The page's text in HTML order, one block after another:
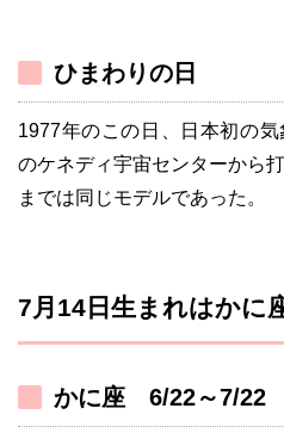
ひまわりの日
1977年のこの日、日本初の
のケネディ宇宙センターから
までは同じモデルであった。
7月14日生まれはかに
かに座 6/22～7/22